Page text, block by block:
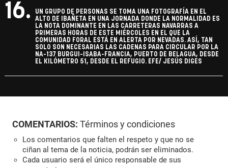
16.
UN GRUPO DE PERSONAS SE TOMA UNA FOTOGRAFÍA EN EL
ALTO DE IBAÑETA EN UNA JORNADA DONDE LA NORMALIDAD ES
LA NOTA DOMINANTE EN LAS CARRETERAS NAVARRAS A
PRIMERAS HORAS DE ESTE MIÉRCOLES EN EL QUE LA
COMUNIDAD FORAL ESTÁ EN ALERTA POR NEVADAS. ASÍ, TAN
SOLO SON NECESARIAS LAS CADENAS PARA CIRCULAR POR LA
NA-137 BURGUI-ISABA-FRANCIA, PUERTO DE BELAGUA, DESDE
EL KILÓMETRO 51, DESDE EL REFUGIO. EFE/ JESÚS DIGES
COMENTARIOS: Términos y condiciones
Los comentarios que falten el respeto y que no se
ciñan al tema de la noticia, podrán ser eliminados.
Cada usuario será el único responsable de sus